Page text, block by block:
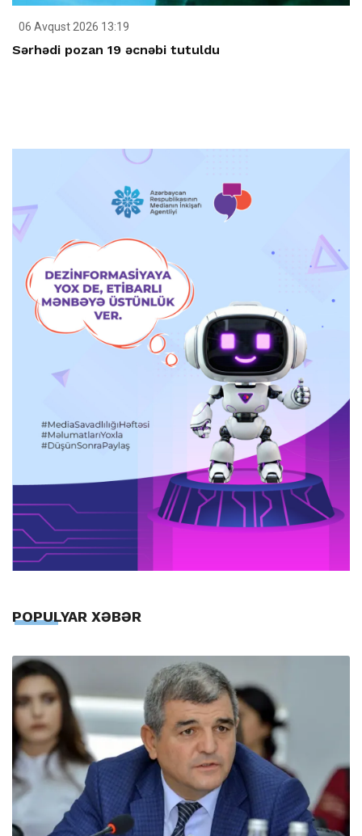
06 Avqust 2026 13:19
Sərhədi pozan 19 əcnəbi tutuldu
POPULYAR XƏBƏR